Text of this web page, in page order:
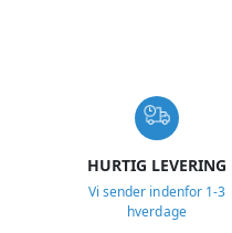
HURTIG LEVERING
Vi sender indenfor 1-3
hverdage